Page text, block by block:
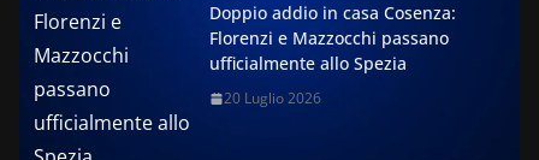
Doppio addio in casa Cosenza:
Florenzi e Mazzocchi passano
ufficialmente allo Spezia
20 Luglio 2026